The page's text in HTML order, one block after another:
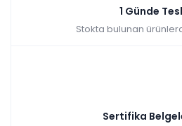
1 Günde
Stokta bulunan
Sertifika